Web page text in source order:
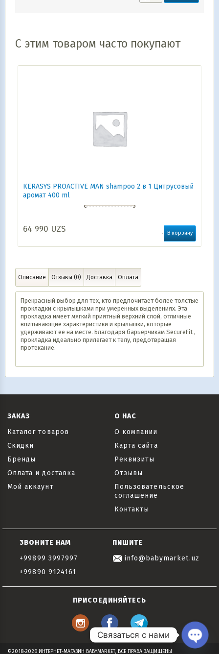
С этим товаром часто покупают
KERASYS PROACTIVE MAN shampoo 2 в 1 Цитрусовый
аромат 400 ml
64 990 UZS В корзину
Описание Отзывы (0) Доставка Оплата
Прекрасный выбор для тех, кто предпочитает более толстые
прокладки с крылышками при умеренных выделениях. Эта
прокладка имеет мягкий приятный верхний слой, отличные
впитывающие характеристики и крылышки, которые
удерживают ее на месте. Благодаря барьерчикам SecureFit ,
прокладка идеально прилегает к телу, предотвращая
протекание.
ЗАКАЗ
Каталог товаров
Скидки
Бренды
Оплата и доставка
Мой аккаунт
О НАС
О компании
Карта сайта
Реквизиты
Отзывы
Пользовательское
соглашение
Контакты
ЗВОНИТЕ НАМ
+99899 3997997
+99890 9124161
ПИШИТЕ
info@babymarket.uz
ПРИСОЕДИНЯЙТЕСЬ
©2018-2026 ИНТЕРНЕТ-МАГАЗИН BABYMARKET, ВСЕ ПРАВА ЗАЩИЩЕНЫ
Связаться с нами